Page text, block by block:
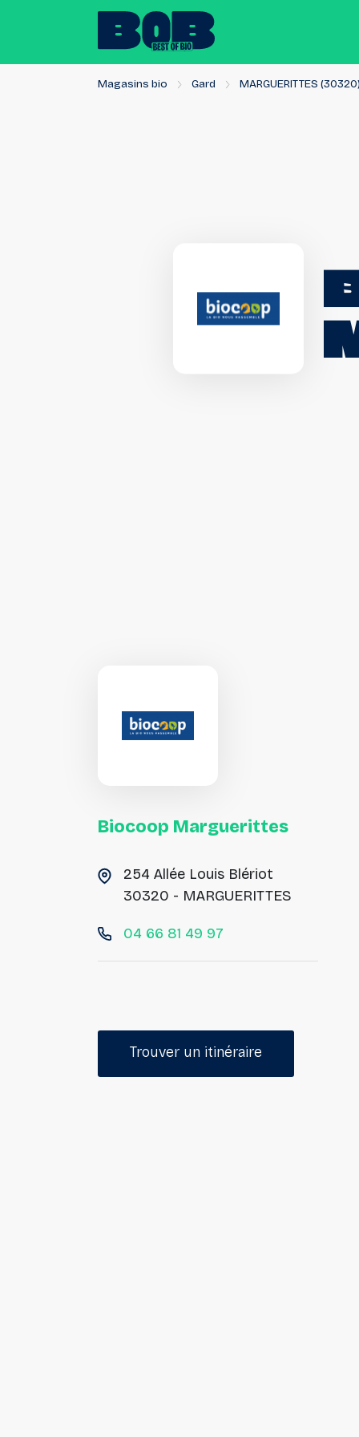
Magasins bio Gard MARGUERITTES (30320)
Biocoop Marguerittes
254 Allée Louis Blériot
30320 - MARGUERITTES
04 66 81 49 97
Trouver un itinéraire